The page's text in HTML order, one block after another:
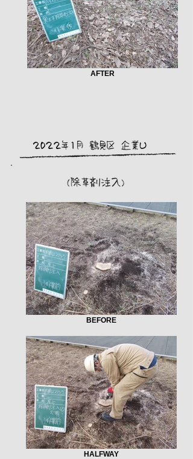
AFTER
BEFORE
HALFWAY